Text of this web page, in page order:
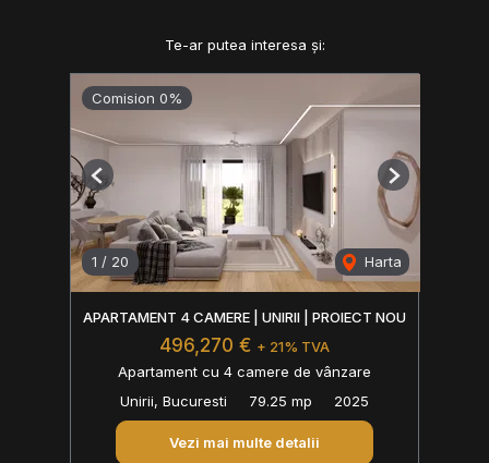
Te-ar putea interesa și:
Comision 0%
1 / 20 Harta
Previous Next
APARTAMENT 4 CAMERE | UNIRII | PROIECT NOU
496,270 € + 21% TVA
Apartament cu 4 camere de vânzare
Unirii, Bucuresti
79.25 mp 2025
Vezi mai multe detalii